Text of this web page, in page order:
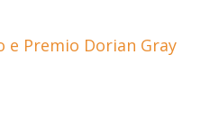
e Premio Dorian Gray